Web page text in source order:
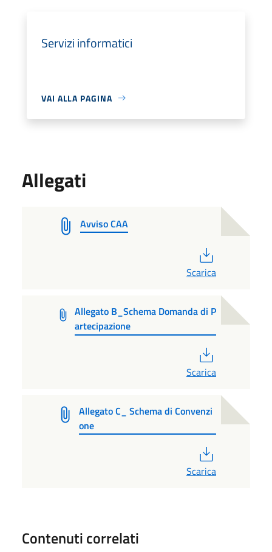
Servizi informatici
VAI ALLA PAGINA
Allegati
Avviso CAA
Scarica
Allegato B_Schema Domanda di P
artecipazione
Scarica
Allegato C_ Schema di Convenzi
one
Scarica
Contenuti correlati